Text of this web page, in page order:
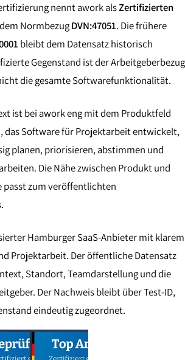
nennt awork alsZertifizierten
NormbezugDVN:47051. Die frühere
bleibt dem Datensatz historisch
Gegenstand ist der Arbeitgeberbezug
die gesamte Softwarefunktionalität.
ist bei awork eng mit dem Produktfeld
das Software für Projektarbeit entwickelt,
planen, priorisieren, abstimmen und
Die Nähe zwischen Produkt und
passt zum veröffentlichten
Hamburger SaaS-Anbieter mit klarem
Projektarbeit. Der öffentliche Datensatz
Standort, Teamdarstellung und die
Der Nachweis bleibt über Test-ID,
eindeutig zugeordnet.